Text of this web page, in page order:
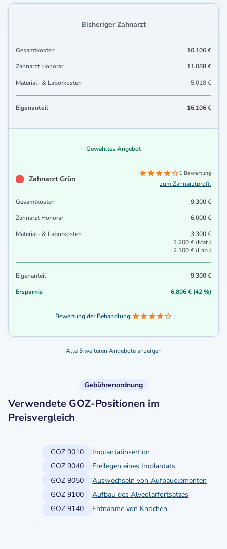
Bisheriger Zahnarzt
Gesamtkosten
16.106 €
Zahnarzt Honorar
11.088 €
Material- & Laborkosten
5.018 €
Eigenanteil 16.106 €
Gewähltes Angebot
Zahnarzt Grün
1 Bewertung
zum Zahnarztprofil
Gesamtkosten
9.300 €
Zahnarzt Honorar
6.000 €
Material- & Laborkosten
3.300 €
1.200 € (Mat.)
2.100 € (Lab.)
Eigenanteil
9.300 €
Ersparnis
6.806 € (42 %)
Bewertung der Behandlung:
Alle 5 weiteren Angebote anzeigen
Gebührenordnung
Verwendete GOZ-Positionen im
Preisvergleich
GOZ 9010
Implantatinsertion
GOZ 9040
Freilegen eines Implantats
GOZ 9050
Auswechseln von Aufbauelementen
GOZ 9100
Aufbau des Alveolarfortsatzes
GOZ 9140
Entnahme von Knochen